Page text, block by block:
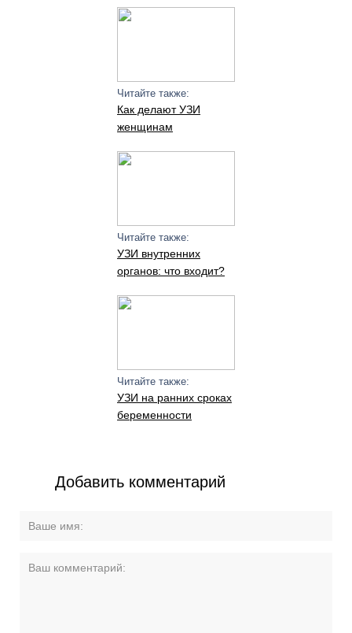
Читайте также:
Как делают УЗИ
женщинам
Читайте также:
УЗИ внутренних
органов: что входит?
Читайте также:
УЗИ на ранних сроках
беременности
Добавить комментарий